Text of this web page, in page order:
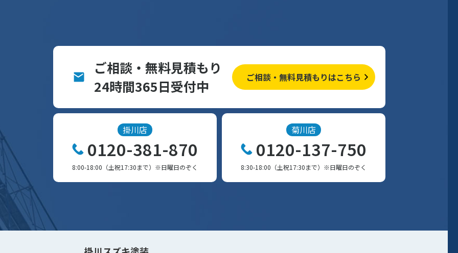
ご相談・無料見積もり
24時間365日受付中
ご相談・無料見積もりはこちら
掛川店
0120-381-870
8:00-18:00（土祝17:30まで）※日曜日のぞく
菊川店
0120-137-750
8:30-18:00（土祝17:30まで）※日曜日のぞく